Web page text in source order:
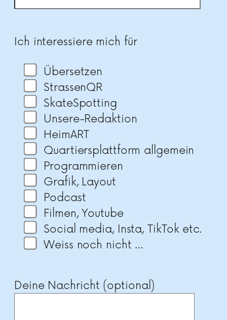
Ich interessiere mich für
Übersetzen
StrassenQR
SkateSpotting
Unsere-Redaktion
HeimART
Quartiersplattform allgemein
Programmieren
Grafik, Layout
Podcast
Filmen, Youtube
Social media, Insta, TikTok etc.
Weiss noch nicht …
Deine Nachricht (optional)